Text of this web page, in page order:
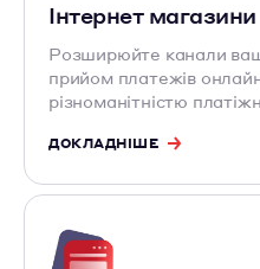
Інтернет магазини
Розширюйте канали
прийом платежів
різноманітністю
ДОКЛАДНІШЕ